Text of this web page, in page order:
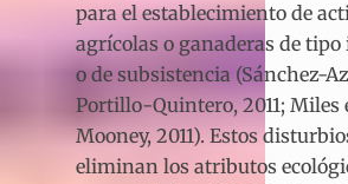
para el establecimiento de
agrícolas o ganaderas de
o de subsistencia (Sánchez-
Portillo-Quintero, 2011; Miles
Mooney, 2011). Estos
eliminan los atributos